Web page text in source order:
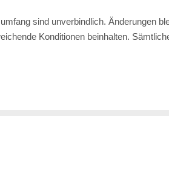
sind unverbindlich. Änderungen
Konditionen beinhalten.